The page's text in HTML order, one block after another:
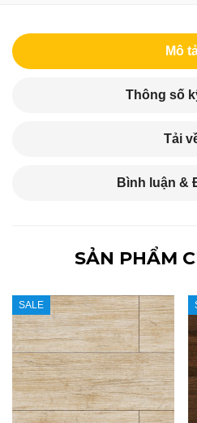
Mô
Thông số
Tải
Bình luận &
SẢN PHẨM
SALE